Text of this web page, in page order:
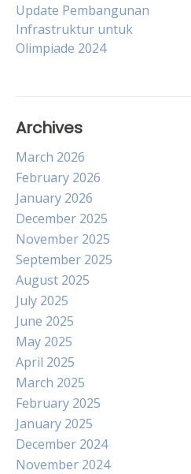
Post
navigation
Update Pembangunan
Infrastruktur untuk
Olimpiade 2024
Archives
March 2026
February 2026
January 2026
December 2025
November 2025
September 2025
August 2025
July 2025
June 2025
May 2025
April 2025
March 2025
February 2025
January 2025
December 2024
November 2024